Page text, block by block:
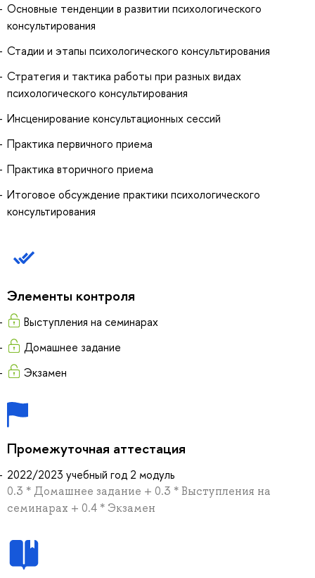
Основные тенденции в развитии психологического
консультирования
Стадии и этапы психологического консультирования
Стратегия и тактика работы при разных видах
психологического консультирования
Инсценирование консультационных сессий
Практика первичного приема
Практика вторичного приема
Итоговое обсуждение практики психологического
консультирования
Элементы контроля
Выступления на семинарах
Домашнее задание
Экзамен
Промежуточная аттестация
2022/2023 учебный год 2 модуль
0.3 * Домашнее задание + 0.3 * Выступления на
семинарах + 0.4 * Экзамен